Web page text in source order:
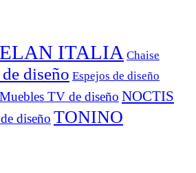
ITALIA Chaise
diseño Espejos de diseño
Muebles TV de diseño NOCTIS
diseño TONINO